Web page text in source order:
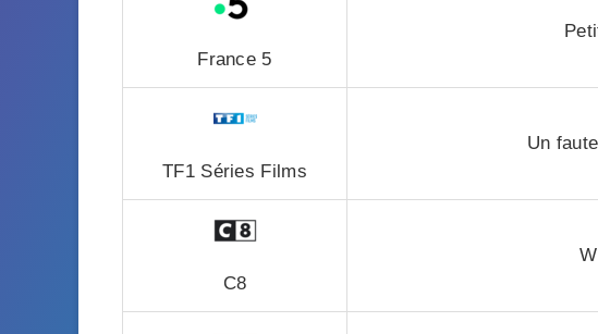
France 5
TF1 Séries Films
Un
C8